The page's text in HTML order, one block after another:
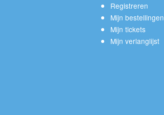
Registreren
Mijn bestellingen
Mijn tickets
Mijn verlanglijst